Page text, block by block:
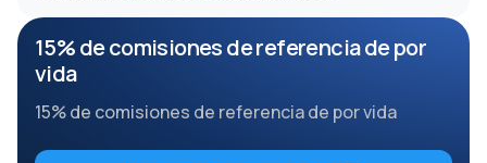
15% de comisiones de referencia de por
vida
15% de comisiones de referencia de por vida